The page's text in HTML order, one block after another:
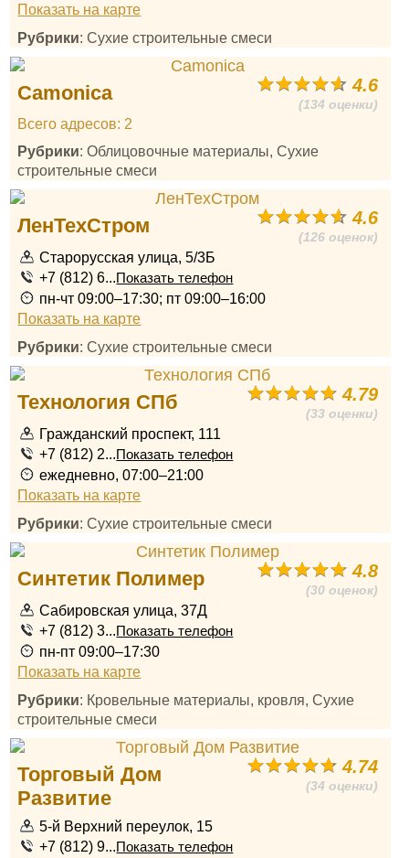
Показать на карте
Рубрики: Сухие строительные смеси
4.6
(134 оценки)
Camonica
Всего адресов: 2
Рубрики: Облицовочные материалы, Сухие
строительные смеси
4.6
(126 оценок)
ЛенТехСтром
Старорусская улица, 5/3Б
+7 (812) 6...Показать телефон
пн-чт 09:00–17:30; пт 09:00–16:00
Показать на карте
Рубрики: Сухие строительные смеси
4.79
(33 оценки)
Технология СПб
Гражданский проспект, 111
+7 (812) 2...Показать телефон
ежедневно, 07:00–21:00
Показать на карте
Рубрики: Сухие строительные смеси
4.8
(30 оценок)
Синтетик Полимер
Сабировская улица, 37Д
+7 (812) 3...Показать телефон
пн-пт 09:00–17:30
Показать на карте
Рубрики: Кровельные материалы, кровля, Сухие
строительные смеси
4.74
(34 оценки)
Торговый Дом
Развитие
5-й Верхний переулок, 15
+7 (812) 9...Показать телефон